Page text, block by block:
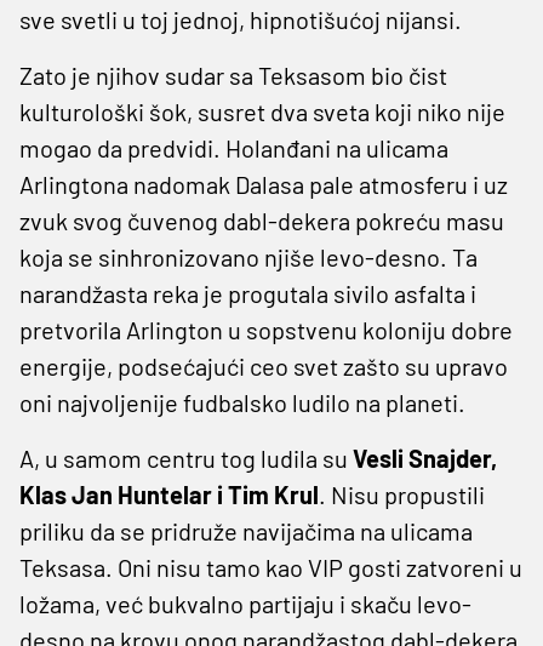
sve svetli u toj jednoj, hipnotišućoj nijansi.
Zato je njihov sudar sa Teksasom bio čist
kulturološki šok, susret dva sveta koji niko nije
mogao da predvidi. Holanđani na ulicama
Arlingtona nadomak Dalasa pale atmosferu i uz
zvuk svog čuvenog dabl-dekera pokreću masu
koja se sinhronizovano njiše levo-desno. Ta
narandžasta reka je progutala sivilo asfalta i
pretvorila Arlington u sopstvenu koloniju dobre
energije, podsećajući ceo svet zašto su upravo
oni najvoljenije fudbalsko ludilo na planeti.
A, u samom centru tog ludila su Vesli Snajder,
Klas Jan Huntelar i Tim Krul. Nisu propustili
priliku da se pridruže navijačima na ulicama
Teksasa. Oni nisu tamo kao VIP gosti zatvoreni u
ložama, već bukvalno partijaju i skaču levo-